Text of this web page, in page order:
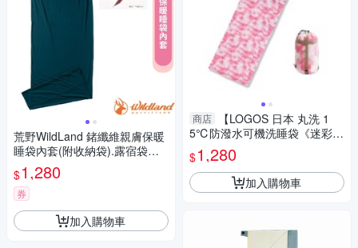
荒野WildLand 鍺纖維親膚保暖
睡袋內套(附收納袋).露宿袋內
袋_土耳其藍
$1,280
券
加入購物車
商店
【LOGOS 日本 丸洗 1
5℃防潑水可機洗睡袋《迷彩
粉》】170139-2/登山/露營/旅
遊
$1,280
加入購物車